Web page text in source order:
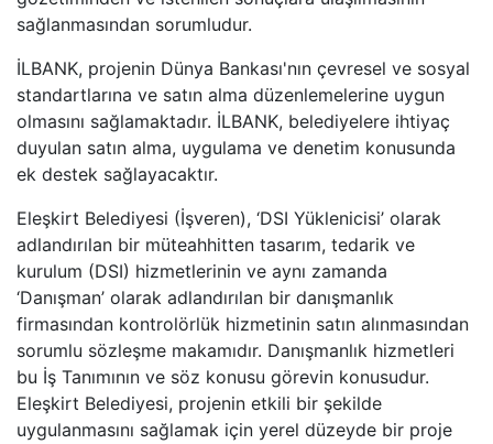
sağlanmasından sorumludur.
İLBANK, projenin Dünya Bankası'nın çevresel ve sosyal
standartlarına ve satın alma düzenlemelerine uygun
olmasını sağlamaktadır. İLBANK, belediyelere ihtiyaç
duyulan satın alma, uygulama ve denetim konusunda
ek destek sağlayacaktır.
Eleşkirt Belediyesi (İşveren), ‘DSI Yüklenicisi’ olarak
adlandırılan bir müteahhitten tasarım, tedarik ve
kurulum (DSI) hizmetlerinin ve aynı zamanda
‘Danışman’ olarak adlandırılan bir danışmanlık
firmasından kontrolörlük hizmetinin satın alınmasından
sorumlu sözleşme makamıdır. Danışmanlık hizmetleri
bu İş Tanımının ve söz konusu görevin konusudur.
Eleşkirt Belediyesi, projenin etkili bir şekilde
uygulanmasını sağlamak için yerel düzeyde bir proje